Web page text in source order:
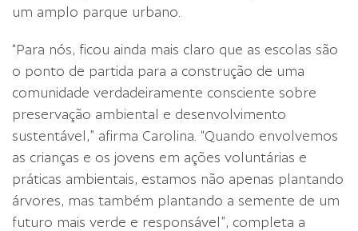
um amplo parque urbano.
“Para nós, ficou ainda mais claro que as escolas são
o ponto de partida para a construção de uma
comunidade verdadeiramente consciente sobre
preservação ambiental e desenvolvimento
sustentável,” afirma Carolina. “Quando envolvemos
as crianças e os jovens em ações voluntárias e
práticas ambientais, estamos não apenas plantando
árvores, mas também plantando a semente de um
futuro mais verde e responsável”, completa a